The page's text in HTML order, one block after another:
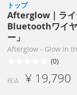
トップ
Afterglow｜ライ
Bluetoothワイヤ
ー」
Afterglow - Glow in
(0)
税込 ¥ 19,790